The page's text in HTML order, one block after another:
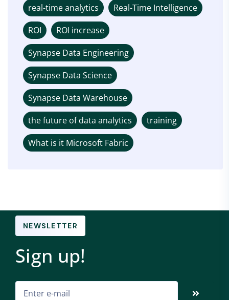
real-time analytics
Real-Time Intelligence
ROI
ROI increase
Synapse Data Engineering
Synapse Data Science
Synapse Data Warehouse
the future of data analytics
training
What is it Microsoft Fabric
NEWSLETTER
Sign up!